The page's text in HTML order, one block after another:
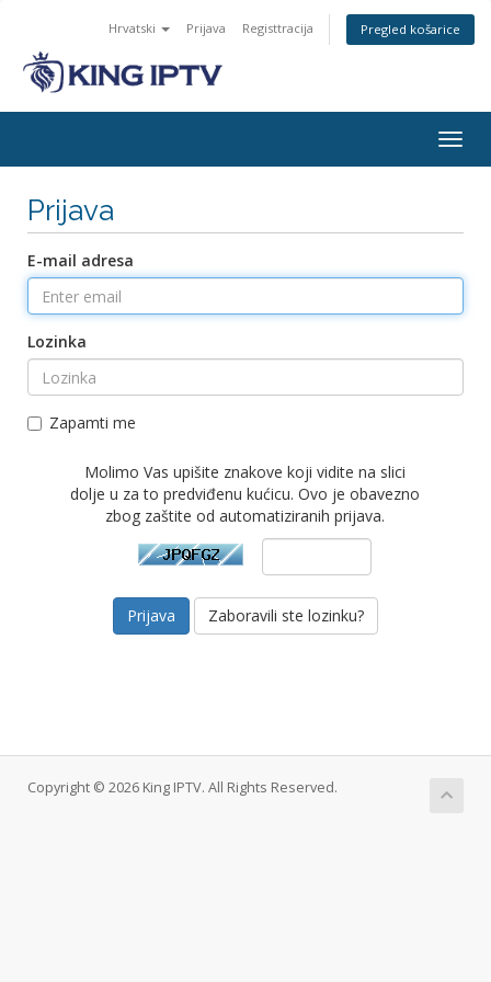
Hrvatski Prijava Registtracija Pregled košarice
Prijava
E-mail adresa
Lozinka
Zapamti me
Molimo Vas upišite znakove koji vidite na slici
dolje u za to predviđenu kućicu. Ovo je obavezno
zbog zaštite od automatiziranih prijava.
Zaboravili ste lozinku?
Copyright © 2026 King IPTV. All Rights Reserved.